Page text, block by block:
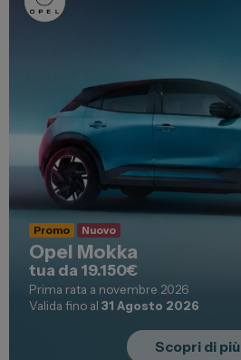
Promo Nuovo
Opel Mokka
tua da 19.150€
Prima rata a novembre 2026
Valida fino al31 Agosto 2026
Scopri di più